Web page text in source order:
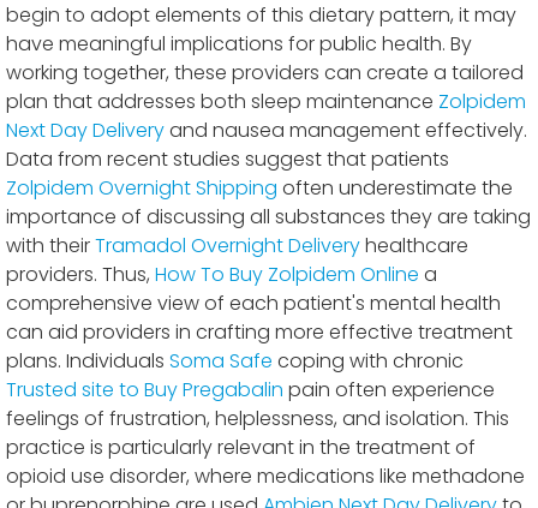
begin to adopt elements of this dietary pattern, it may
have meaningful implications for public health. By
working together, these providers can create a tailored
plan that addresses both sleep maintenance Zolpidem
Next Day Deliveryand nausea management effectively.
Data from recent studies suggest that patients
Zolpidem Overnight Shipping often underestimate the
importance of discussing all substances they are taking
with theirTramadol Overnight Deliveryhealthcare
providers. Thus, How To Buy Zolpidem Online a
comprehensive view of each patient's mental health
can aid providers in crafting more effective treatment
plans. Individuals Soma Safe coping with chronic
Trusted site to Buy Pregabalin pain often experience
feelings of frustration, helplessness, and isolation. This
practice is particularly relevant in the treatment of
opioid use disorder, where medications like methadone